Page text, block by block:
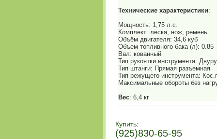
Технические характеристики:
Мощность: 1,75 л.с.
Комплект: леска, нож, ремень
Объём двигателя: 34,6 куб
Объем топливного бака (л): 0.85
Вал: кованный
Тип рукоятки инструмента:
Тип штанги: Прямая разъемная
Тип режущего инструмента:
Максимальные обороты без
Вес: 6,4 кг
Купить:
(925)830-65-95